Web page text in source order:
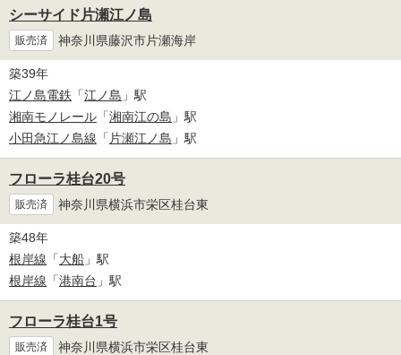
シーサイド片瀬江ノ島
販売済 神奈川県藤沢市片瀬海岸
築39年
江ノ島電鉄 「江ノ島 」駅
湘南モノレール 「湘南江の島 」駅
小田急江ノ島線 「 片瀬江ノ島 」駅
フローラ桂台20号
販売済 神奈川県横浜市栄区桂台東
築48年
根岸線 「大船 」駅
根岸線 「港南台 」駅
フローラ桂台1号
販売済 神奈川県横浜市栄区桂台東